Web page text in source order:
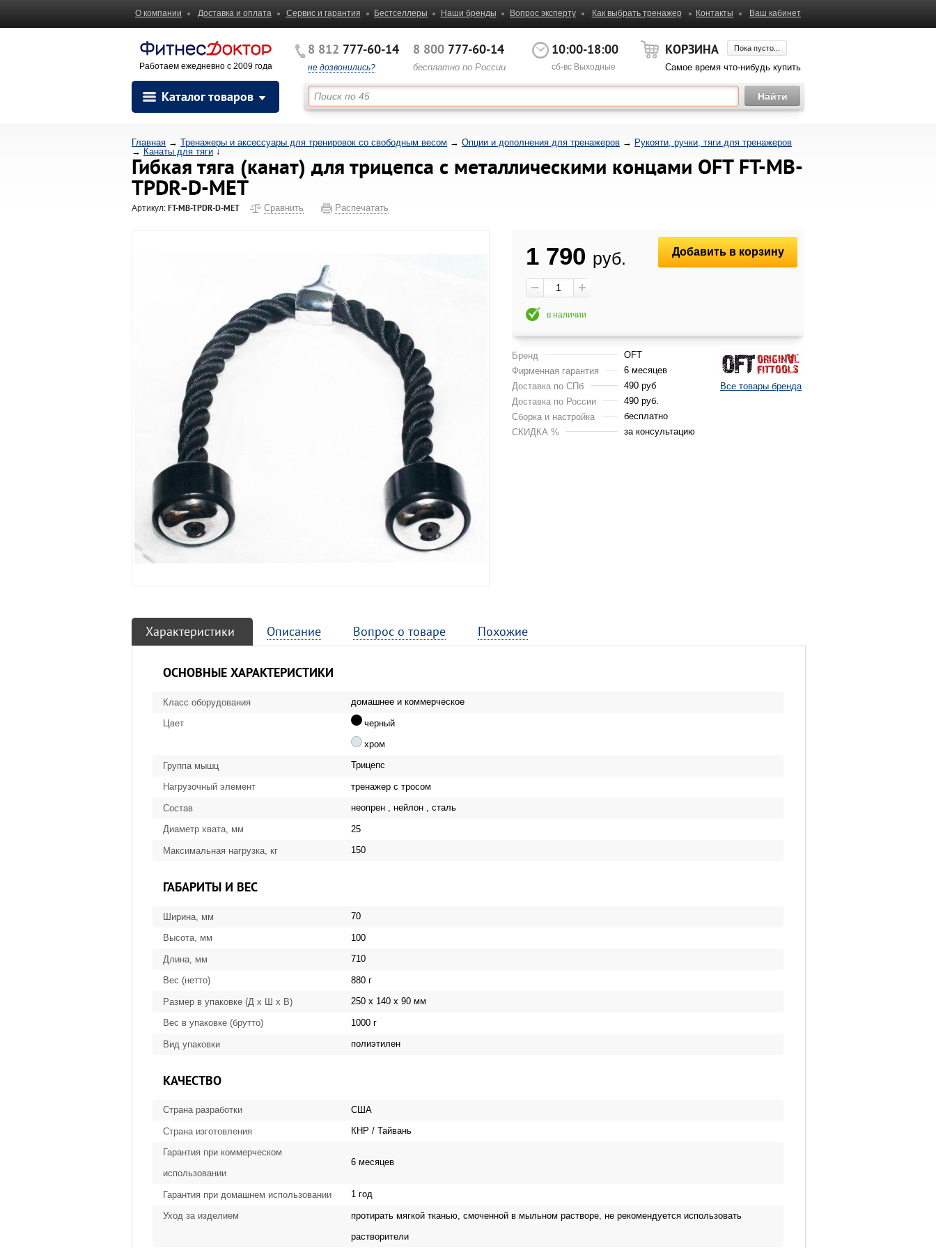
О компании Доставка и оплата Сервис и гарантия Бестселлеры Наши бренды Вопрос эксперту Как выбрать тренажер Контакты Ваш кабинет
Работаем ежедневно с 2009 года
8 812 777-60-14
не дозвонились?
8 800 777-60-14
бесплатно по России
10:00-18:00
сб-вс Выходные
КОРЗИНА Пока пусто...
Самое время что-нибудь купить
Каталог товаров
Главная → Тренажеры и аксессуары для тренировок со свободным весом → Опции и дополнения для тренажеров → Рукояти, ручки, тяги для тренажеров
→ Канаты для тяги ↓
Гибкая тяга (канат) для трицепса с металлическими концами OFT FT-MB-
TPDR-D-MET
Артикул: FT-MB-TPDR-D-MET Сравнить Распечатать
1 790 руб.
в наличии
Добавить в корзину
Бренд
OFT
Фирменная гарантия
6 месяцев
Доставка по СПб
490 руб
Доставка по России
490 руб.
Сборка и настройка
бесплатно
СКИДКА %
за консультацию
Все товары бренда
Характеристики Описание Вопрос о товаре Похожие
ОСНОВНЫЕ ХАРАКТЕРИСТИКИ
Класс оборудования домашнее и коммерческое
Цвет черный
хром
Группа мышц Трицепс
Нагрузочный элемент тренажер с тросом
Состав неопрен , нейлон , сталь
Диаметр хвата, мм 25
Максимальная нагрузка, кг 150
ГАБАРИТЫ И ВЕС
Ширина, мм 70
Высота, мм 100
Длина, мм 710
Вес (нетто) 880 г
Размер в упаковке (Д х Ш х В) 250 x 140 x 90 мм
Вес в упаковке (брутто) 1000 г
Вид упаковки полиэтилен
КАЧЕСТВО
Страна разработки США
Страна изготовления КНР / Тайвань
Гарантия при коммерческом
использовании
6 месяцев
Гарантия при домашнем использовании 1 год
Уход за изделием протирать мягкой тканью, смоченной в мыльном растворе, не рекомендуется использовать
растворители